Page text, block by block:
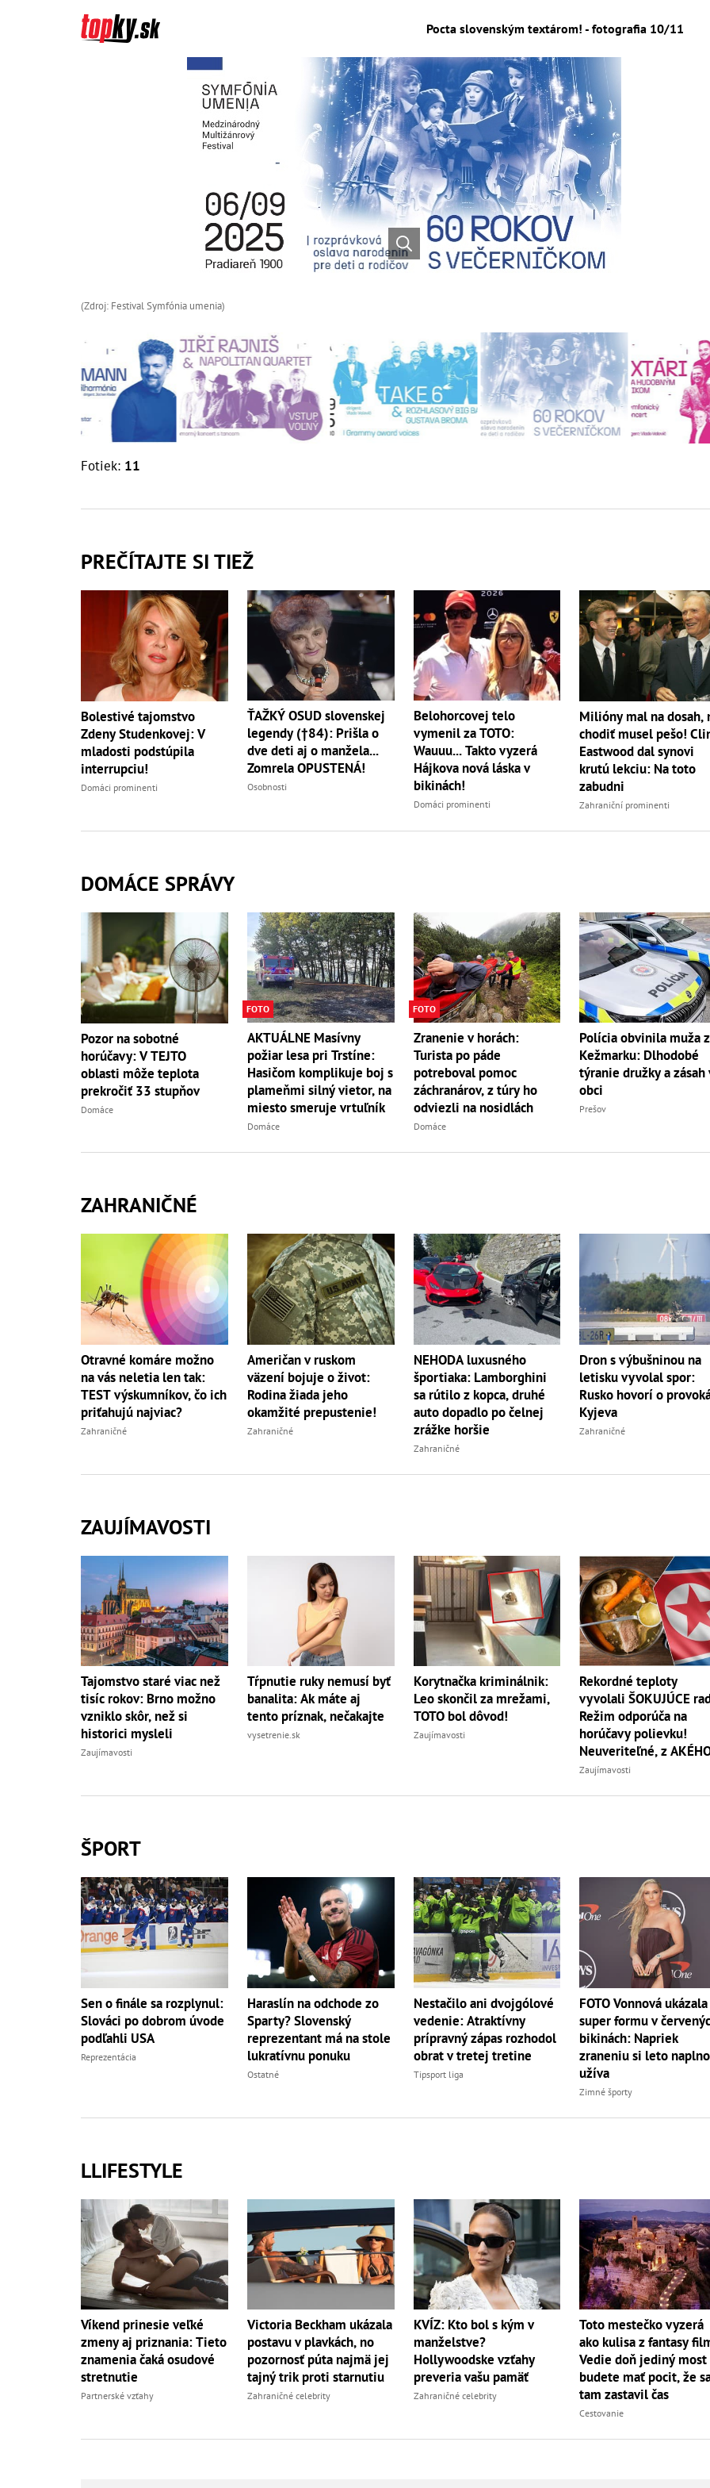
Pocta slovenským textárom! - fotografia 10/11
(Zdroj: Festival Symfónia umenia)
Fotiek: 11
PREČÍTAJTE SI TIEŽ
Bolestivé tajomstvo
Zdeny Studenkovej: V
mladosti podstúpila
interrupciu!
Domáci prominenti
ŤAŽKÝ OSUD slovenskej
legendy (†84): Prišla o
dve deti aj o manžela...
Zomrela OPUSTENÁ!
Osobnosti
Belohorcovej telo
vymenil za TOTO:
Wauuu... Takto vyzerá
Hájkova nová láska v
bikinách!
Domáci prominenti
Milióny mal na dosah,
chodiť musel pešo!
Eastwood dal synovi
krutú lekciu: Na toto
zabudni
Zahraniční prominenti
DOMÁCE SPRÁVY
Pozor na sobotné
horúčavy: V TEJTO
oblasti môže teplota
prekročiť 33 stupňov
Domáce
FOTO
AKTUÁLNE Masívny
požiar lesa pri Trstíne:
Hasičom komplikuje boj s
plameňmi silný vietor, na
miesto smeruje vrtuľník
Domáce
FOTO
Zranenie v horách:
Turista po páde
potreboval pomoc
záchranárov, z túry ho
odviezli na nosidlách
Domáce
Polícia obvinila muža z
Kežmarku: Dlhodobé
týranie družky a zásah
obci
Prešov
ZAHRANIČNÉ
Otravné komáre možno
na vás neletia len tak:
TEST výskumníkov, čo ich
priťahujú najviac?
Zahraničné
Američan v ruskom
väzení bojuje o život:
Rodina žiada jeho
okamžité prepustenie!
Zahraničné
NEHODA luxusného
športiaka: Lamborghini
sa rútilo z kopca, druhé
auto dopadlo po čelnej
zrážke horšie
Zahraničné
Dron s výbušninou na
letisku vyvolal spor:
Rusko hovorí o
Kyjeva
Zahraničné
ZAUJÍMAVOSTI
Tajomstvo staré viac než
tisíc rokov: Brno možno
vzniklo skôr, než si
historici mysleli
Zaujímavosti
Tŕpnutie ruky nemusí byť
banalita: Ak máte aj
tento príznak, nečakajte
vysetrenie.sk
Korytnačka kriminálnik:
Leo skončil za mrežami,
TOTO bol dôvod!
Zaujímavosti
Rekordné teploty
vyvolali ŠOKUJÚCE
Režim odporúča na
horúčavy polievku!
Neuveriteľné, z
zvierata
Zaujímavosti
ŠPORT
Sen o finále sa rozplynul:
Slováci po dobrom úvode
podľahli USA
Reprezentácia
Haraslín na odchode zo
Sparty? Slovenský
reprezentant má na stole
lukratívnu ponuku
Ostatné
Nestačilo ani dvojgólové
vedenie: Atraktívny
prípravný zápas rozhodol
obrat v tretej tretine
Tipsport liga
FOTO Vonnová ukázala
super formu v
bikinách: Napriek
zraneniu si leto naplno
užíva
Zimné športy
LLIFESTYLE
Víkend prinesie veľké
zmeny aj priznania: Tieto
znamenia čaká osudové
stretnutie
Partnerské vzťahy
Victoria Beckham ukázala
postavu v plavkách, no
pozornosť púta najmä jej
tajný trik proti starnutiu
Zahraničné celebrity
KVÍZ: Kto bol s kým v
manželstve?
Hollywoodske vzťahy
preveria vašu pamäť
Zahraničné celebrity
Toto mestečko vyzerá
ako kulisa z fantasy
Vedie doň jediný most
budete mať pocit, že
tam zastavil čas
Cestovanie